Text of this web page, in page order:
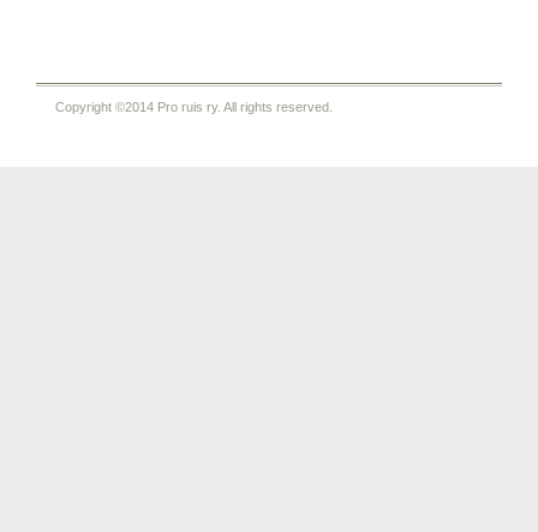
Copyright ©2014 Pro ruis ry. All rights reserved.